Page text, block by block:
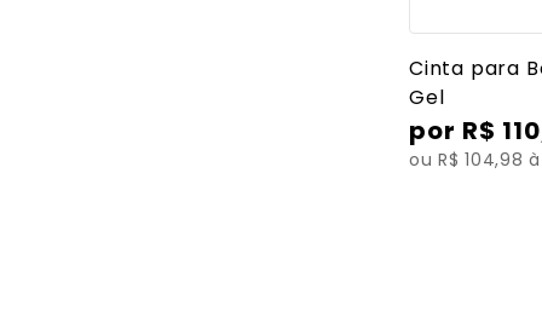
Cinta para
Gel
R$ 110
ou R$ 104,98